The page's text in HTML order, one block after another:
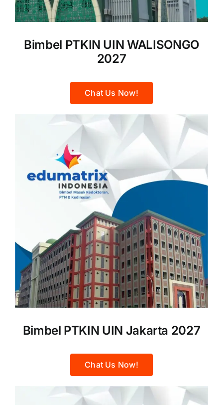
Bimbel PTKIN UIN WALISONGO
2027
Chat Us Now!
Bimbel PTKIN UIN Jakarta 2027
Chat Us Now!